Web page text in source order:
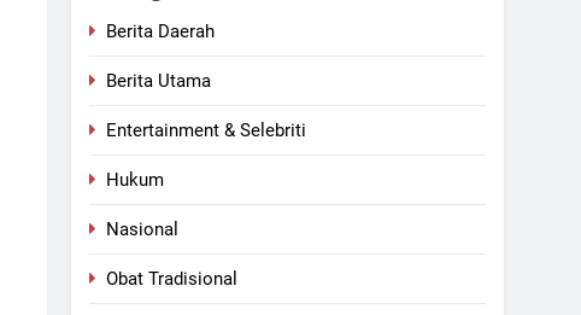
Pemkab Rohul
Berlubang
Berita Daerah
Berita Utama
Entertainment & Selebriti
Hukum
Nasional
Obat Tradisional